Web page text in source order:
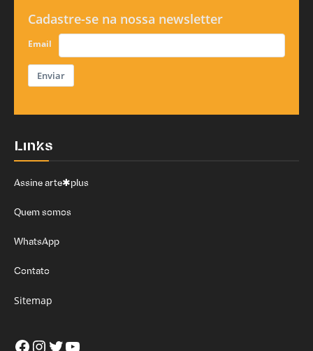
Cadastre-se na nossa newsletter
Email
Enviar
Links
Assine arte✱plus
Quem somos
WhatsApp
Contato
Sitemap
Facebook
Instagram
Twitter
Youtube